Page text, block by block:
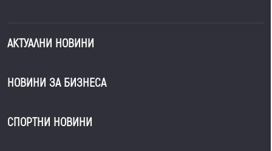
АКТУАЛНИ НОВИНИ
НОВИНИ ЗА БИЗНЕСА
СПОРТНИ НОВИНИ